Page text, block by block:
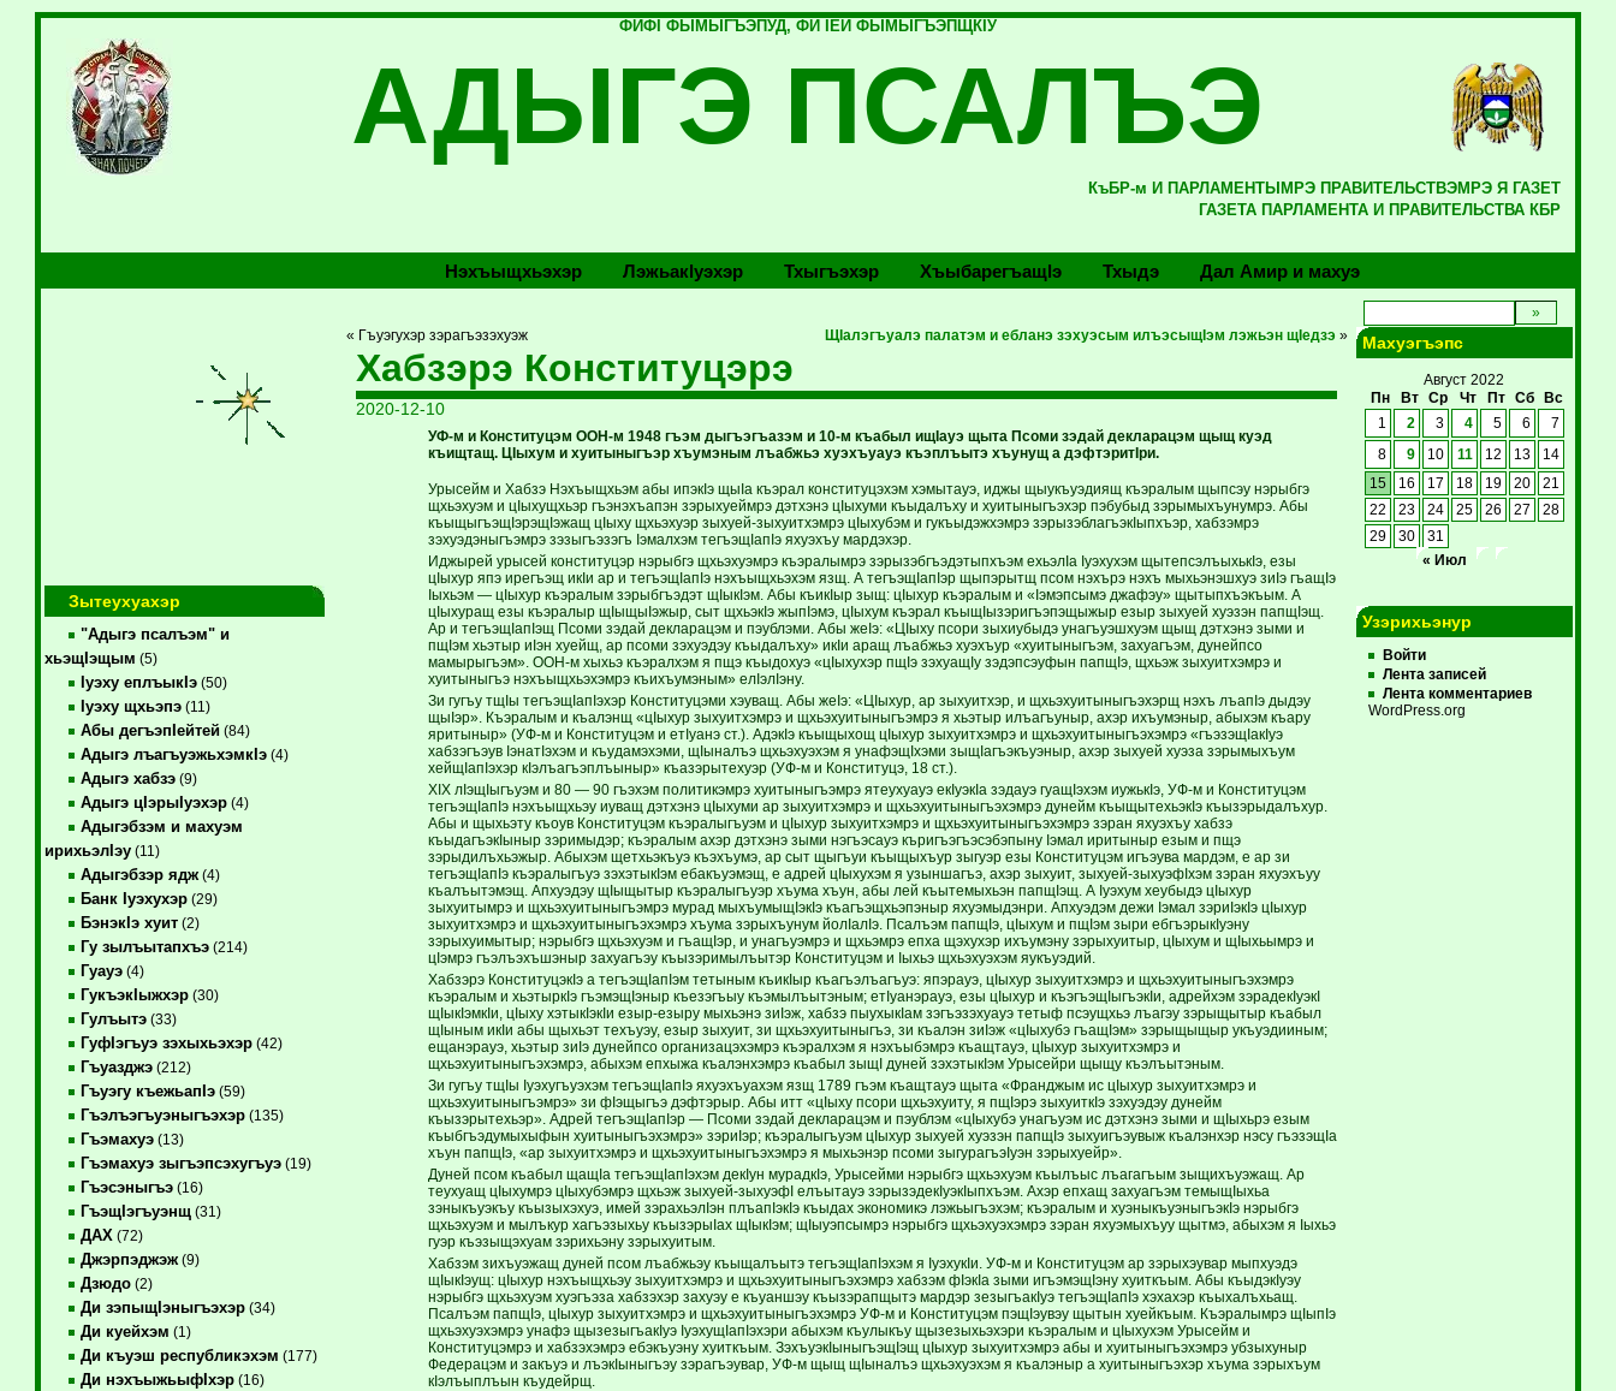
ФИФI ФЫМЫГЪЭПУД, ФИ IЕЙ ФЫМЫГЪЭПЩКIУ
АДЫГЭ ПСАЛЪЭ
КъБР-м И ПАРЛАМЕНТЫМРЭ ПРАВИТЕЛЬСТВЭМРЭ Я ГАЗЕТ
ГАЗЕТА ПАРЛАМЕНТА И ПРАВИТЕЛЬСТВА КБР
Нэхъыщхьэхэр Лэжьакlуэхэр Тхыгъэхэр Хъыбарегъащlэ Тхыдэ Дал Амир и махуэ
Зытеухуахэр
"Адыгэ псалъэм" и
хьэщIэщым (5)
Iуэху еплъыкIэ(50)
Iуэху щхьэпэ(11)
Абы дегъэпIейтей(84)
Адыгэ лъагъуэжьхэмкIэ(4)
Адыгэ хабзэ(9)
Адыгэ цIэрыIуэхэр(4)
Адыгэбзэм и махуэм
ирихьэлIэу(11)
Адыгэбзэр ядж(4)
Банк Iуэхухэр(29)
БэнэкIэ хуит(2)
Гу зылъытапхъэ(214)
Гуауэ(4)
ГукъэкIыжхэр(30)
Гулъытэ(33)
ГуфIэгъуэ зэхыхьэхэр(42)
Гъуазджэ(212)
Гъуэгу къежьапIэ(59)
Гъэлъэгъуэныгъэхэр(135)
Гъэмахуэ(13)
Гъэмахуэ зыгъэпсэхугъуэ(19)
Гъэсэныгъэ(16)
ГъэщIэгъуэнщ(31)
ДАХ (72)
Джэрпэджэж(9)
Дзюдо(2)
Ди зэпыщIэныгъэхэр(34)
Ди куейхэм (1)
Ди къуэш республикэхэм (177)
Ди нэхъыжьыфIхэр(16)
« Гъуэгухэр зэрагъэзэхуэж ЩIалэгъуалэ палатэм и ебланэ зэхуэсым илъэсыщIэм лэжьэн щIедзэ»
Хабзэрэ Конституцэрэ
2020-12-10
УФ-м и Конституцэм ООН-м 1948 гъэм дыгъэгъазэм и 10-м къабыл ищIауэ щыта Псоми зэдай декларацэм щыщ куэд
къищтащ. ЦIыхум и хуитыныгъэр хъумэным лъабжьэ хуэхъуауэ къэплъытэ хъунущ а дэфтэритIри.
Урысейм и Хабзэ Нэхъыщхьэм абы ипэкIэ щыIа къэрал конституцэхэм хэмытауэ, иджы щыукъуэдиящ къэралым щыпсэу нэрыбгэ
щхьэхуэм и цIыхущхьэр гъэнэхъапэн зэрыхуеймрэ дэтхэнэ цIыхуми къыдалъху и хуитыныгъэхэр пэбубыд зэрымыхъунумрэ. Абы
къыщыгъэщIэрэщIэжащ цIыху щхьэхуэр зыхуей-зыхуитхэмрэ цIыхубэм и гукъыдэжхэмрэ зэрызэблагъэкIыпхъэр, хабзэмрэ
зэхуэдэныгъэмрэ зэзыгъэзэгъ Iэмалхэм тегъэщIапIэ яхуэхъу мардэхэр.
Иджырей урысей конституцэр нэрыбгэ щхьэхуэмрэ къэралымрэ зэрызэбгъэдэтыпхъэм ехьэлIа Iуэхухэм щытепсэлъыхькIэ, езы
цIыхур япэ ирегъэщ икIи ар и тегъэщIапIэ нэхъыщхьэхэм язщ. А тегъэщIапIэр щыпэрытщ псом нэхърэ нэхъ мыхьэнэшхуэ зиIэ гъащIэ
Iыхьэм — цIыхур къэралым зэрыбгъэдэт щIыкIэм. Абы къикIыр зыщ: цIыхур къэралым и «Iэмэпсымэ джафэу» щытыпхъэкъым. А
цIыхуращ езы къэралыр щIыщыIэжыр, сыт щхьэкIэ жыпIэмэ, цIыхум къэрал къыщIызэригъэпэщыжыр езыр зыхуей хуэзэн папщIэщ.
Ар и тегъэщIапIэщ Псоми зэдай декларацэм и пэублэми. Абы жеIэ: «ЦIыху псори зыхиубыдэ унагъуэшхуэм щыщ дэтхэнэ зыми и
пщIэм хьэтыр иIэн хуейщ, ар псоми зэхуэдэу къыдалъху» икIи аращ лъабжьэ хуэхъур «хуитыныгъэм, захуагъэм, дунейпсо
мамырыгъэм». ООН-м хыхьэ къэралхэм я пщэ къыдохуэ «цIыхухэр пщIэ зэхуащIу зэдэпсэуфын папщIэ, щхьэж зыхуитхэмрэ и
хуитыныгъэ нэхъыщхьэхэмрэ къихъумэным» елIэлIэну.
Зи гугъу тщIы тегъэщIапIэхэр Конституцэми хэуващ. Абы жеIэ: «ЦIыхур, ар зыхуитхэр, и щхьэхуитыныгъэхэрщ нэхъ лъапIэ дыдэу
щыIэр». Къэралым и къалэнщ «цIыхур зыхуитхэмрэ и щхьэхуитыныгъэмрэ я хьэтыр илъагъуныр, ахэр ихъумэныр, абыхэм къару
яритыныр» (УФ-м и Конституцэм и етIуанэ ст.). АдэкIэ къыщыхощ цIыхур зыхуитхэмрэ и щхьэхуитыныгъэхэмрэ «гъэзэщIакIуэ
хабзэгъэув IэнатIэхэм и къудамэхэми, щIыналъэ щхьэхуэхэм я унафэщIхэми зыщIагъэкъуэныр, ахэр зыхуей хуэза зэрымыхъум
хейщIапIэхэр кIэлъагъэплъыныр» къазэрытехуэр (УФ-м и Конституцэ, 18 ст.).
XIX лIэщIыгъуэм и 80 — 90 гъэхэм политикэмрэ хуитыныгъэмрэ ятеухуауэ екIуэкIа зэдауэ гуащIэхэм иужькIэ, УФ-м и Конституцэм
тегъэщIапIэ нэхъыщхьэу иуващ дэтхэнэ цIыхуми ар зыхуитхэмрэ и щхьэхуитыныгъэхэмрэ дунейм къыщытехьэкIэ къызэрыдалъхур.
Абы и щыхьэту къоув Конституцэм къэралыгъуэм и цIыхур зыхуитхэмрэ и щхьэхуитыныгъэхэмрэ зэран яхуэхъу хабзэ
къыдагъэкIыныр зэримыдэр; къэралым ахэр дэтхэнэ зыми нэгъэсауэ къригъэгъэсэбэпыну Iэмал иритыныр езым и пщэ
зэрыдилъхьэжыр. Абыхэм щетхьэкъуэ къэхъумэ, ар сыт щыгъуи къыщыхъур зыгуэр езы Конституцэм игъэува мардэм, е ар зи
тегъэщIапIэ къэралыгъуэ зэхэтыкIэм ебакъуэмэщ, е адрей цIыхухэм я узыншагъэ, ахэр зыхуит, зыхуей-зыхуэфIхэм зэран яхуэхъуу
къалъытэмэщ. Апхуэдэу щIыщытыр къэралыгъуэр хъума хъун, абы лей къытемыхьэн папщIэщ. А Iуэхум хеубыдэ цIыхур
зыхуитымрэ и щхьэхуитыныгъэмрэ мурад мыхъумыщIэкIэ къагъэщхьэпэныр яхуэмыдэнри. Апхуэдэм дежи Iэмал зэриIэкIэ цIыхур
зыхуитхэмрэ и щхьэхуитыныгъэхэмрэ хъума зэрыхъунум йолIалIэ. Псалъэм папщIэ, цIыхум и пщIэм зыри ебгъэрыкIуэну
зэрыхуимытыр; нэрыбгэ щхьэхуэм и гъащIэр, и унагъуэмрэ и щхьэмрэ епха щэхухэр ихъумэну зэрыхуитыр, цIыхум и щIыхьымрэ и
цIэмрэ гъэлъэхъшэныр захуагъэу къызэримылъытэр Конституцэм и Iыхьэ щхьэхуэхэм яукъуэдий.
Хабзэрэ КонституцэкIэ а тегъэщIапIэм тетыным къикIыр къагъэлъагъуэ: япэрауэ, цIыхур зыхуитхэмрэ и щхьэхуитыныгъэхэмрэ
къэралым и хьэтыркIэ гъэмэщIэныр къезэгъыу къэмылъытэным; етIуанэрауэ, езы цIыхур и къэгъэщIыгъэкIи, адрейхэм зэрадекIуэкI
щIыкIэмкIи, цIыху хэтыкIэкIи езыр-езыру мыхьэнэ зиIэж, хабзэ пыухыкIам зэгъэзэхуауэ тетыф псэущхьэ лъагэу зэрыщытыр къабыл
щIыным икIи абы щыхьэт техъуэу, езыр зыхуит, зи щхьэхуитыныгъэ, зи къалэн зиIэж «цIыхубэ гъащIэм» зэрыщыщыр укъуэдииным;
ещанэрауэ, хьэтыр зиIэ дунейпсо организацэхэмрэ къэралхэм я нэхъыбэмрэ къащтауэ, цIыхур зыхуитхэмрэ и
щхьэхуитыныгъэхэмрэ, абыхэм епхыжа къалэнхэмрэ къабыл зыщI дуней зэхэтыкIэм Урысейри щыщу къэлъытэным.
Зи гугъу тщIы Iуэхугъуэхэм тегъэщIапIэ яхуэхъуахэм язщ 1789 гъэм къащтауэ щыта «Франджым ис цIыхур зыхуитхэмрэ и
щхьэхуитыныгъэмрэ» зи фIэщыгъэ дэфтэрыр. Абы итт «цIыху псори щхьэхуиту, я пщIэрэ зыхуиткIэ зэхуэдэу дунейм
къызэрытехьэр». Адрей тегъэщIапIэр — Псоми зэдай декларацэм и пэублэм «цIыхубэ унагъуэм ис дэтхэнэ зыми и щIыхьрэ езым
къыбгъэдумыхыфын хуитыныгъэхэмрэ» зэриIэр; къэралыгъуэм цIыхур зыхуей хуэзэн папщIэ зыхуигъэувыж къалэнхэр нэсу гъэзэщIа
хъун папщIэ, «ар зыхуитхэмрэ и щхьэхуитыныгъэхэмрэ я мыхьэнэр псоми зыгурагъэIуэн зэрыхуейр».
Дуней псом къабыл щащIа тегъэщIапIэхэм декIун мурадкIэ, Урысейми нэрыбгэ щхьэхуэм къылъыс лъагагъым зыщихъуэжащ. Ар
теухуащ цIыхумрэ цIыхубэмрэ щхьэж зыхуей-зыхуэфI елъытауэ зэрызэдекIуэкIыпхъэм. Ахэр епхащ захуагъэм темыщIыхьа
зэныкъуэкъу къызыхэхуэ, имей зэрахьэлIэн плъапIэкIэ къыдах экономикэ лэжьыгъэхэм; къэралым и хуэныкъуэныгъэкIэ нэрыбгэ
щхьэхуэм и мылъкур хагъэзыхьу къызэрыIах щIыкIэм; щIыуэпсымрэ нэрыбгэ щхьэхуэхэмрэ зэран яхуэмыхъуу щытмэ, абыхэм я Iыхьэ
гуэр къэзыщэхуам зэрихьэну зэрыхуитым.
Хабзэм зихъуэжащ дуней псом лъабжьэу къыщалъытэ тегъэщIапIэхэм я IуэхукIи. УФ-м и Конституцэм ар зэрыхэувар мыпхуэдэ
щIыкIэущ: цIыхур нэхъыщхьэу зыхуитхэмрэ и щхьэхуитыныгъэхэмрэ хабзэм фIэкIа зыми игъэмэщIэну хуиткъым. Абы къыдэкIуэу
нэрыбгэ щхьэхуэм хуэгъэза хабзэхэр захуэу е къуаншэу къызэрапщытэ мардэр зезыгъакIуэ тегъэщIапIэ хэхахэр къыхалъхьащ.
Псалъэм папщIэ, цIыхур зыхуитхэмрэ и щхьэхуитыныгъэхэмрэ УФ-м и Конституцэм пэщIэувэу щытын хуейкъым. Къэралымрэ щIыпIэ
щхьэхуэхэмрэ унафэ щызезыгъакIуэ IуэхущIапIэхэри абыхэм къулыкъу щызезыхьэхэри къэралым и цIыхухэм Урысейм и
Конституцэмрэ и хабзэхэмрэ ебэкъуэну хуиткъым. ЗэхъуэкIыныгъэщIэщ цIыхур зыхуитхэмрэ абы и хуитыныгъэхэмрэ убзыхуныр
Федерацэм и закъуэ и лъэкIыныгъэу зэрагъэувар, УФ-м щыщ щIыналъэ щхьэхуэхэм я къалэныр а хуитыныгъэхэр хъума зэрыхъум
кIэлъыплъын къудейрщ.
Махуэгъэпс
Август 2022
Пн
Вт Ср Чт Пт Сб
Вс
1
2 3 4 5 6 7
8 9 10 11 12 13
14
15
16 17 18 19 20
21
22
23 24 25 26 27
28
29
30
31
« Июл
Узэрихьэнур
Войти
Лента записей
Лента комментариев
WordPress.org